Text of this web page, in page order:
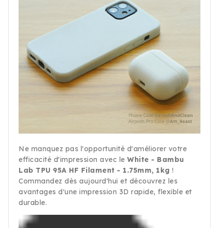
Ne manquez pas l'opportunité d'améliorer votre
efficacité d'impression avec le White - Bambu
Lab TPU 95A HF Filament - 1.75mm, 1kg !
Commandez dès aujourd'hui et découvrez les
avantages d'une impression 3D rapide, flexible et
durable.